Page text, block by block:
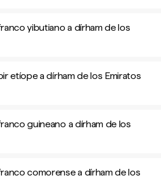
yibutiano a dírham de los
etíope a dírham de los Emiratos
guineano a dírham de los
comorense a dírham de los